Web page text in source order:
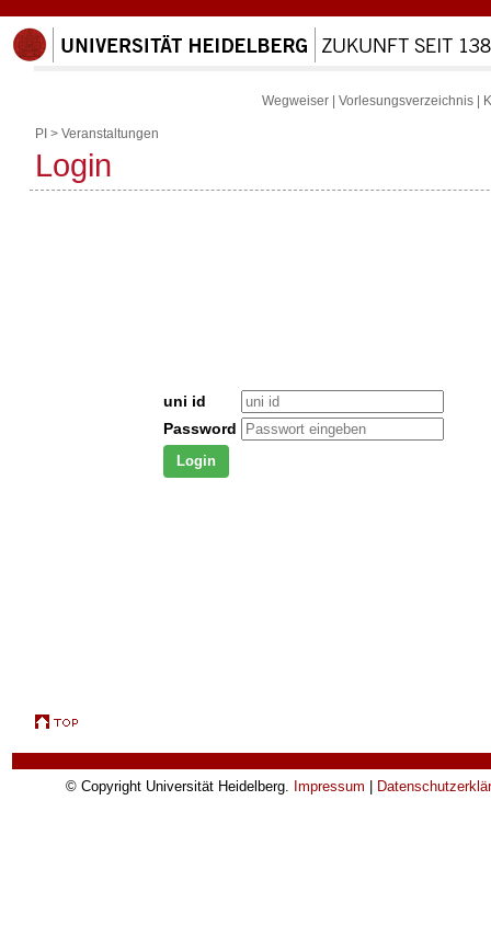
Wegweiser Vorlesungsverzeichnis
PI > Veranstaltungen
Login
uni id
Password
Login
© Copyright Universität Heidelberg. Impressum